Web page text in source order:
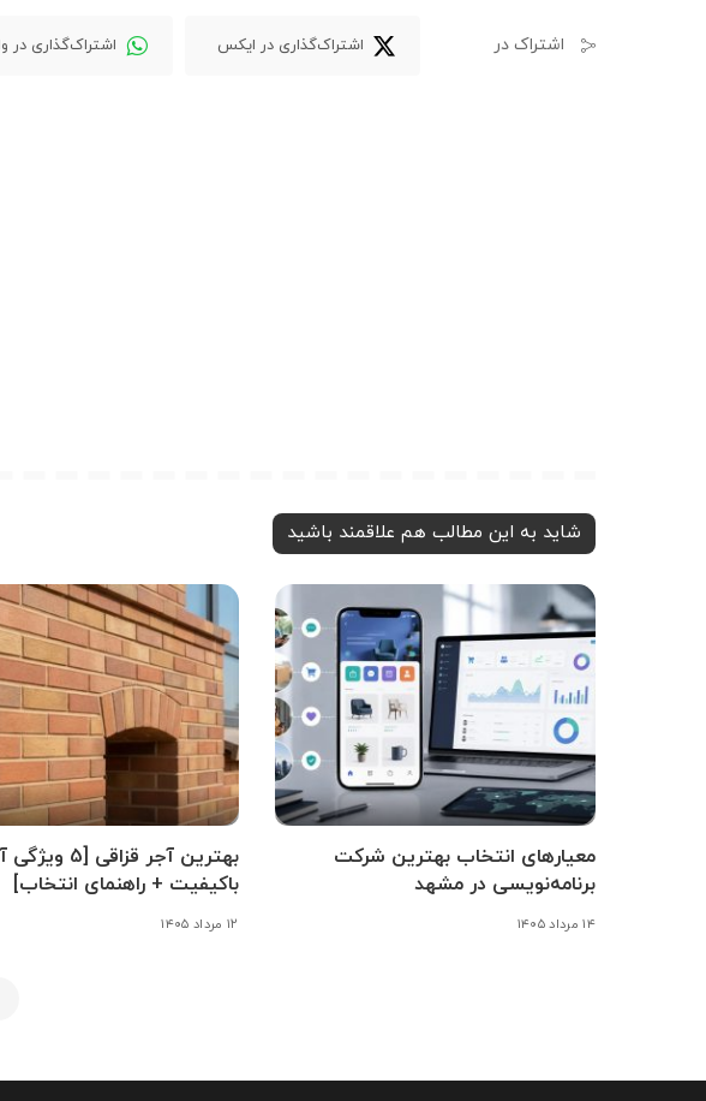
اشتراک در اشتراک‌گذاری در ایکس اشتراک‌گذاری در
شاید به این مطالب هم علاقمند باشید
معیارهای انتخاب بهترین شرکت
برنامه‌نویسی در مشهد
۱۴ مرداد ۱۴۰۵
بهترین آجر
باکیفیت + راهنمای انتخاب]
۱۲ مرداد ۱۴۰۵